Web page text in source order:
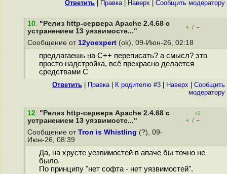
Ответить Правка| Наверх Cообщить модератору
10. "Релиз http-сервера Apache 2.4.68 с
устранением 13 уязвимосте..."
+ / –
Сообщение от 12yoexpert (ok), 09-Июн-26, 02:18
предлагаешь на C++ переписать? а смысл? это
просто надстройка, всё прекрасно делается
средствами С
Ответить Правка| К родителю #3 Наверх
Cообщить
модератору
12. "Релиз http-сервера Apache 2.4.68 с
устранением 13 уязвимосте..."
+2
+ / –
Сообщение от Tron is Whistling (?), 09-
Июн-26, 08:39
Да, на хрусте уезвимостей в апаче бы точно не
было.
По принципу "нет софта - нет уязвимостей".